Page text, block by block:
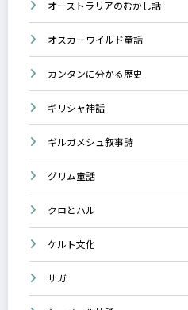
オーストラリアのむかし話
オスカーワイルド童話
カンタンに分かる歴史
ギリシャ神話
ギルガメシュ叙事詩
グリム童話
クロとハル
ケルト文化
サガ